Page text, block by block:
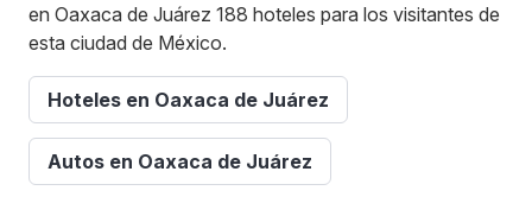
en Oaxaca de Juárez 188 hoteles para los visitantes de
esta ciudad de México.
Hoteles en Oaxaca de Juárez
Autos en Oaxaca de Juárez